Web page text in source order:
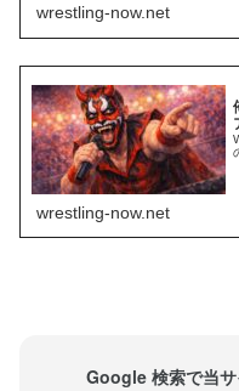
wrestling-now.net
wrestling-now.net
Google 検索で当